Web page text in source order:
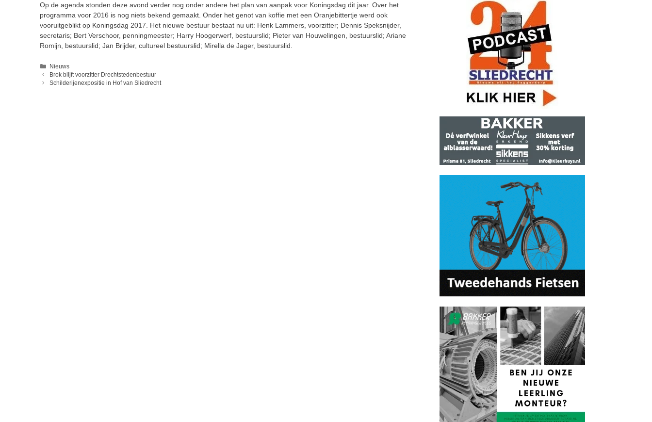
Op de agenda stonden deze avond verder nog onder andere het plan van aanpak voor Koningsdag dit jaar. Over het
programma voor 2016 is nog niets bekend gemaakt. Onder het genot van koffie met een Oranjebittertje werd ook
vooruitgeblikt op Koningsdag 2017. Het nieuwe bestuur bestaat nu uit: Henk Lammers, voorzitter; Dennis Speksnijder,
secretaris; Bert Verschoor, penningmeester; Harry Hoogerwerf, bestuurslid; Pieter van Houwelingen, bestuurslid; Ariane
Romijn, bestuurslid; Jan Brijder, cultureel bestuurslid; Mirella de Jager, bestuurslid.
Categorieën
Nieuws
Brok blijft voorzitter Drechtstedenbestuur
Schilderijenexpositie in Hof van Sliedrecht